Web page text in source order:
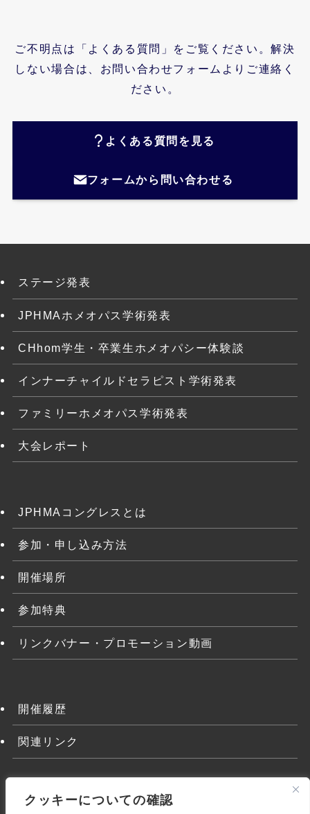
クッキーについての確認
ご不明点は「よくある質問」をご覧ください。解決
しない場合は、お問い合わせフォームよりご連絡く
ださい。
よくある質問を見る
フォームから問い合わせる
ステージ発表
JPHMAホメオパス学術発表
CHhom学生・卒業生ホメオパシー体験談
インナーチャイルドセラピスト学術発表
ファミリーホメオパス学術発表
大会レポート
JPHMAコングレスとは
参加・申し込み方法
開催場所
参加特典
リンクバナー・プロモーション動画
開催履歴
関連リンク